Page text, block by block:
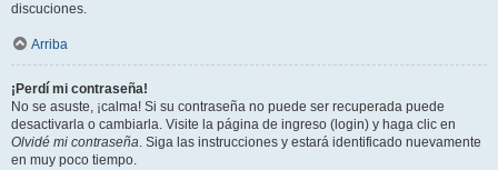
discuciones.
Arriba
¡Perdí mi contraseña!
No se asuste, ¡calma! Si su contraseña no puede ser recuperada puede
desactivarla o cambiarla. Visite la página de ingreso (login) y haga clic en
Olvidé mi contraseña. Siga las instrucciones y estará identificado nuevamente
en muy poco tiempo.